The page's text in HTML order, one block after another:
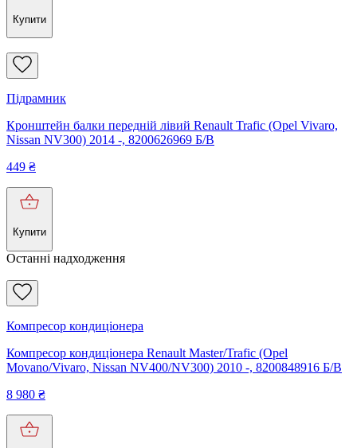
Купити
Підрамник
Кронштейн балки передній лівий Renault Trafic (Opel Vivaro,
Nissan NV300) 2014 -, 8200626969 Б/В
449 ₴
Купити
Останні надходження
Компресор кондиціонера
Компресор кондиціонера Renault Master/Trafic (Opel
Movano/Vivaro, Nissan NV400/NV300) 2010 -, 8200848916 Б/В
8 980 ₴